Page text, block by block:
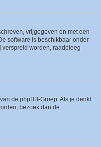
vrijgegeven en met een
software is beschikbaar onder
worden, raadpleeg
de phpBB-Groep. Als je denkt
bezoek dan de